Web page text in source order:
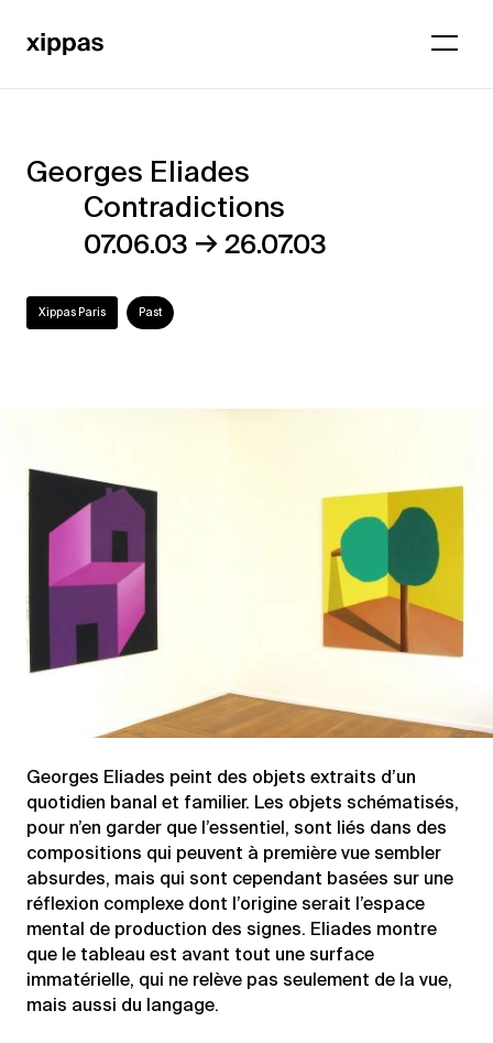
Georges
Eliades
Contradictions
Georges Eliades
Contradictions
07.06.03 →26.07.03
Xippas Paris Past
Georges Eliades peint des objets extraits d’un
quotidien banal et familier. Les objets schématisés,
pour n’en garder que l’essentiel, sont liés dans des
compositions qui peuvent à première vue sembler
absurdes, mais qui sont cependant basées sur une
réflexion complexe dont l’origine serait l’espace
mental de production des signes. Eliades montre
que le tableau est avant tout une surface
immatérielle, qui ne relève pas seulement de la vue,
mais aussi du langage.